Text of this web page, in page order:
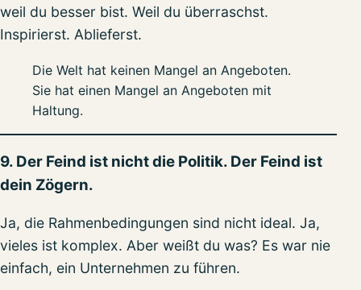
weil du besser bist. Weil du überraschst.
Inspirierst. Ablieferst.
Die Welt hat keinen Mangel an Angeboten.
Sie hat einen Mangel an Angeboten mit
Haltung.
9. Der Feind ist nicht die Politik. Der Feind ist
dein Zögern.
Ja, die Rahmenbedingungen sind nicht ideal. Ja,
vieles ist komplex. Aber weißt du was? Es war nie
einfach, ein Unternehmen zu führen.